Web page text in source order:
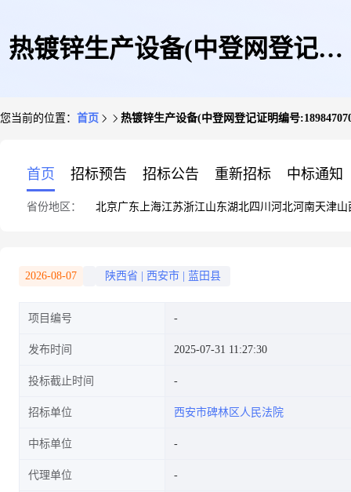
热镀锌生产设备(中登网登记证
您当前的位置： 首页 热镀锌生产设备(中登网登记证明编号
首页 招标预告 招标公告 重新招标 中标通知
省份地区： 北京广东 上海江苏浙江山东湖北四川 河北河南天津山
2026-08-07 陕西省 西安市 蓝田县
项目编号
发布时间 2025-07-31 11:27:30
投标截止时间
招标单位 西安市碑林区人民法院
中标单位
代理单位